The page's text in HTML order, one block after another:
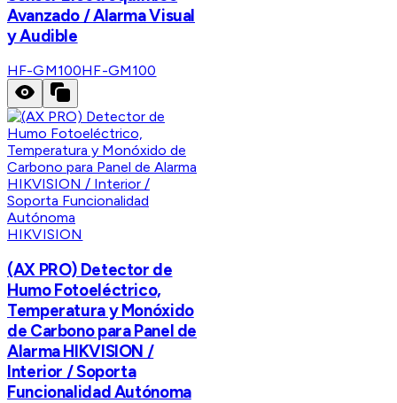
Avanzado / Alarma Visual
y Audible
HF-GM100HF-GM100
HIKVISION
(AX PRO) Detector de
Humo Fotoeléctrico,
Temperatura y Monóxido
de Carbono para Panel de
Alarma HIKVISION /
Interior / Soporta
Funcionalidad Autónoma